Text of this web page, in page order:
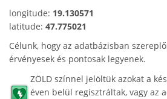
longitude: 19.130571
latitude: 47.775021
Célunk, hogy az adatbázisban
érvényesek és pontosak legyenek.
ZÖLD színnel jelöltük azokat a
éven belül regisztráltak, vagy az